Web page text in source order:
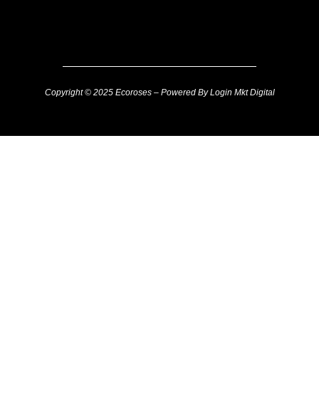
Copyright © 2025 Ecoroses – Powered By Login Mkt Digital